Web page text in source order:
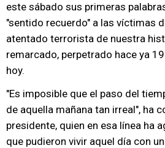
este sábado sus primeras
"sentido recuerdo" a las víctimas
atentado terrorista de nuestra
remarcado, perpetrado hace ya
hoy.
"Es imposible que el paso del
de aquella mañana tan irreal", ha
presidente, quien en esa línea ha
que pudieron vivir aquel día con